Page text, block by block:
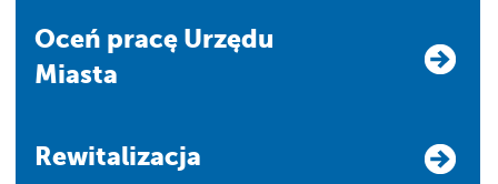
Oceń pracę Urzędu
Miasta
Rewitalizacja